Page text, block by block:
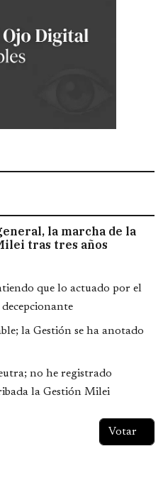
la marcha de la
tras tres años
que lo actuado por el
la Gestión se ha anotado
no he registrado
la Gestión Milei